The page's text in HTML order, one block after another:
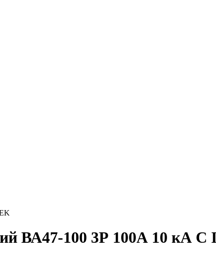
ВА47-100 3Р 100А 10 кА С